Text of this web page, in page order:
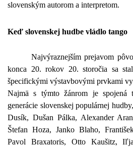
slovenským autorom a interpretom.
Keď slovenskej hudbe vládlo tango
Najvýraznejším prejavom
konca 20. rokov 20. storočia sa
špecifickými výstavbovými prvkami
Najmä s týmto žánrom je spojená
generácie slovenskej populárnej
Dusík, Dušan Pálka, Alexander
Štefan Hoza, Janko Blaho,
Pavol Braxatoris, Otto Kaušitz,